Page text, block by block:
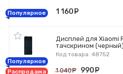
Популярное 1 160
Дисплей для Xiaomi
тачскрином
Код товара: 48752
Популярное
Распродажа
1 040 руб.
990